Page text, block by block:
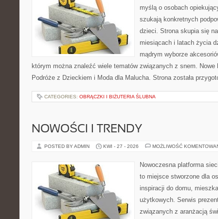
myślą o osobach
szukają konkretnych
dzieci. Strona skupia się
miesiącach i latach życia
mądrym wyborze
którym można znaleźć wiele tematów związanych z snem. Nowe
Podróże z Dzieckiem i Moda dla Malucha. Strona została
CATEGORIES: OBRĄCZKI I BIŻUTERIA ŚLUBNA
NOWOŚCI I TRENDY
POSTED BY ADMIN KWI - 27 - 2026 MOŻLIWOŚĆ
Nowoczesna platforma
to miejsce stworzone dla
inspiracji do domu,
użytkowych. Serwis
związanych z aranżacją